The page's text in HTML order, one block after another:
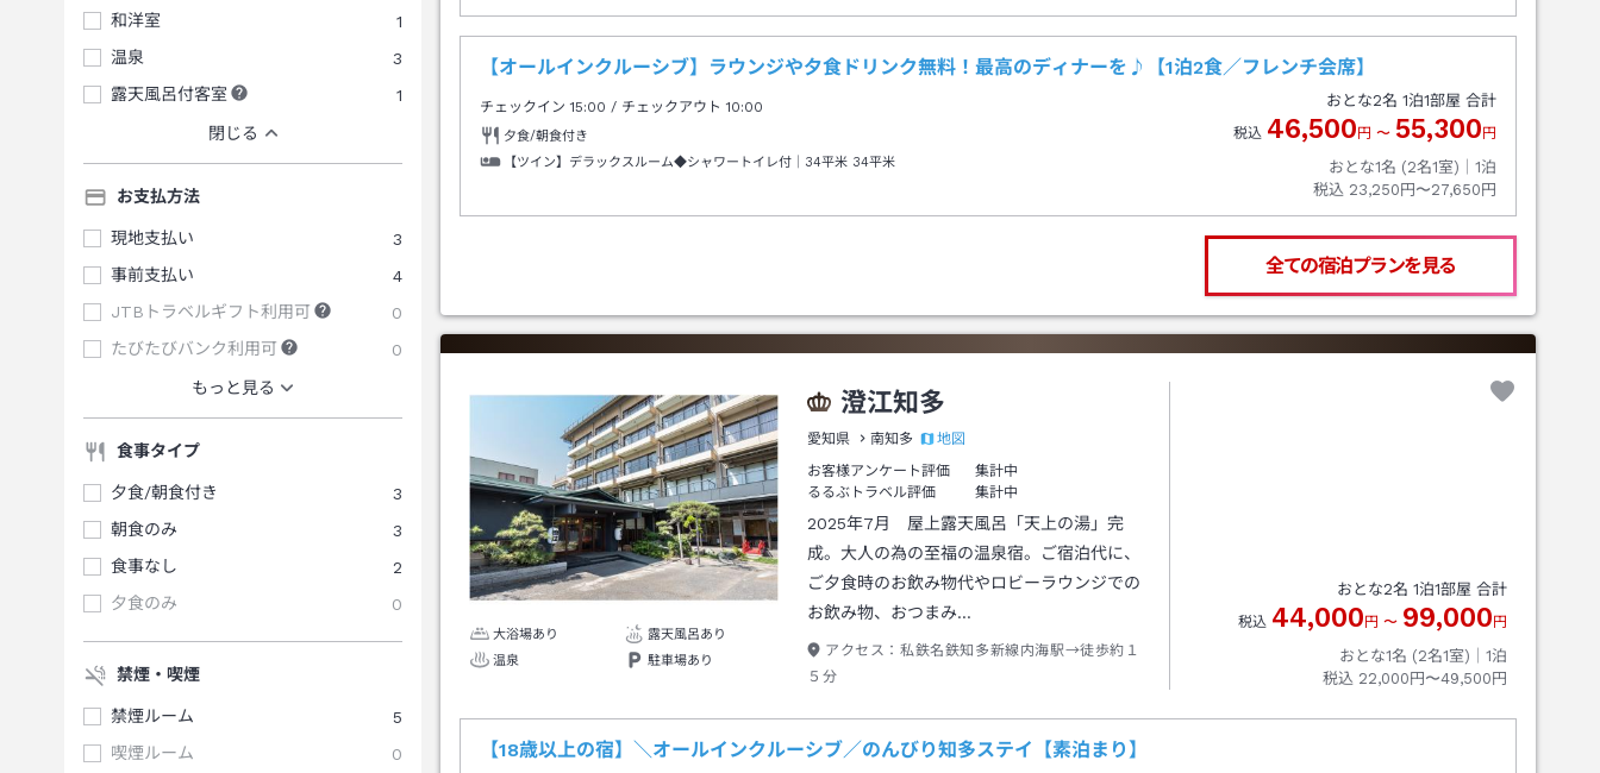
和洋室
1
温泉
3
露天風呂付客室
1
閉じる
お支払方法
現地支払い
3
事前支払い
4
JTBトラベルギフト利用可
0
たびたびバンク利用可
0
もっと見る
食事タイプ
夕食/朝食付き
3
朝食のみ
3
食事なし
2
夕食のみ
0
禁煙・喫煙
禁煙ルーム
5
喫煙ルーム
0
【オールインクルーシブ】ラウンジや夕食ドリンク無料！最高のディナーを♪【1泊2食／フレンチ会席】
チェックイン15:00 / チェックアウト 10:00
夕食/朝食付き
【ツイン】デラックスルーム◆シャワートイレ付｜34平米 34平米
おとな2名 1泊1部屋 合計
税込 46,500 円 〜 55,300 円
おとな1名 (2名1室)｜ 1泊
税込 23,250円〜27,650円
全ての宿泊プランを見る
大浴場あり
露天風呂あり
温泉
駐車場あり
澄江知多
愛知県 南知多
地図
お客様アンケート評価
集計中
るるぶトラベル評価
集計中
2025年7月 屋上露天風呂「天上の湯」完
成。大人の為の至福の温泉宿。ご宿泊代に、
ご夕食時のお飲み物代やロビーラウンジでの
お飲み物、おつまみ…
アクセス： 私鉄名鉄知多新線内海駅→徒歩約１
５分
おとな2名 1泊1部屋 合計
税込 44,000 円 〜 99,000 円
おとな1名 (2名1室)｜ 1泊
税込 22,000円〜49,500円
【18歳以上の宿】＼オールインクルーシブ／のんびり知多ステイ【素泊まり】